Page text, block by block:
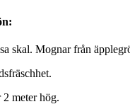
skal. Mognar från
meter hög.